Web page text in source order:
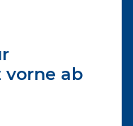
vorne ab